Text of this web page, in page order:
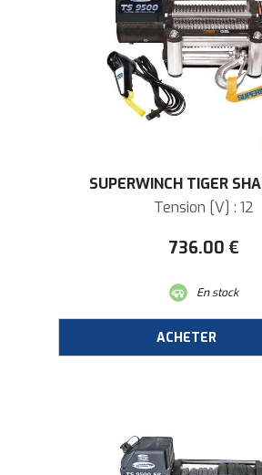
SUPERWINCH TIGER
Tension [V] : 12
736.00 €
En stock